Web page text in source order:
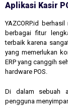
Aplikasi Kasir
YAZCORP.id
berbagai fitur
terbaik karena
yang memerlukan
ERP yang canggih
hardware POS.
Di dalam sebuah
pengguna